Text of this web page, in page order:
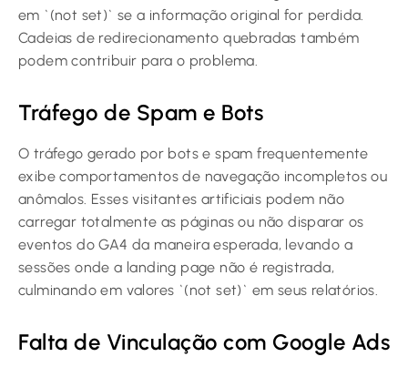
em `(not set)` se a informação original for perdida.
Cadeias de redirecionamento quebradas também
podem contribuir para o problema.
Tráfego de Spam e Bots
O tráfego gerado por bots e spam frequentemente
exibe comportamentos de navegação incompletos ou
anômalos. Esses visitantes artificiais podem não
carregar totalmente as páginas ou não disparar os
eventos do GA4 da maneira esperada, levando a
sessões onde a landing page não é registrada,
culminando em valores `(not set)` em seus relatórios.
Falta de Vinculação com Google Ads